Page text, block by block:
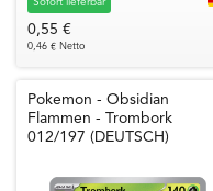
Sofort lieferbar
0,55 €
0,46 € Netto
Pokemon - Obsidian
Flammen - Trombork
012/197 (DEUTSCH)